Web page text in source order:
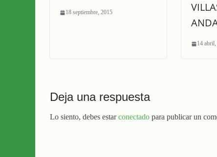
18 septiembre, 2015
14
Deja una respuesta
Lo siento, debes estarconectado para publicar un